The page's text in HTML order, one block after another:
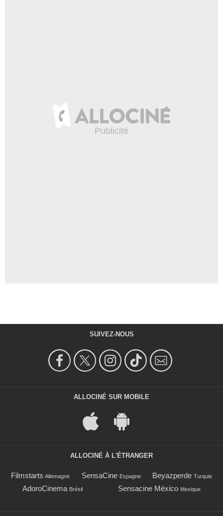
SUIVEZ-NOUS
ALLOCINÉ SUR MOBILE
ALLOCINÉ À L'ÉTRANGER
Filmstarts Allemagne SensaCine Espagne Beyazperde Turquie
AdoroCinema Brésil Sensacine México Mexique